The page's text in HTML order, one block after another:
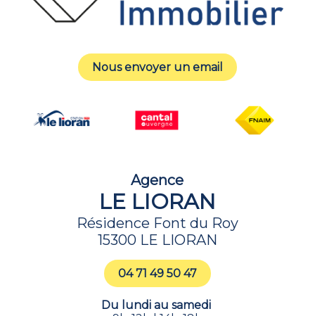
Nous envoyer un email
Agence
LE LIORAN
Résidence Font du Roy
15300 LE LIORAN
04 71 49 50 47
Du lundi au samedi